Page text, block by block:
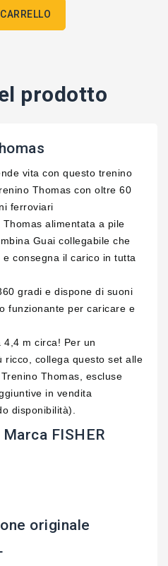
prodotto
vita con questo trenino
Thomas con oltre 60
ferroviari
alimentata a pile
Guai collegabile che
consegna il carico in tutta
gradi e dispone di suoni
funzionante per caricare e
4,4 m circa! Per un
ricco, collega questo set alle
Thomas, escluse
in vendita
disponibilità).
FISHER
originale